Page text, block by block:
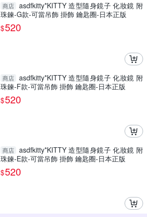
商店 asdfkitty*KITTY 造型隨身鏡子 化妝鏡 附
珠鍊-G款-可當吊飾 掛飾 鑰匙圈-日本正版
$520
商店 asdfkitty*KITTY 造型隨身鏡子 化妝鏡 附
珠鍊-F款-可當吊飾 掛飾 鑰匙圈-日本正版
$520
商店 asdfkitty*KITTY 造型隨身鏡子 化妝鏡 附
珠鍊-E款-可當吊飾 掛飾 鑰匙圈-日本正版
$520